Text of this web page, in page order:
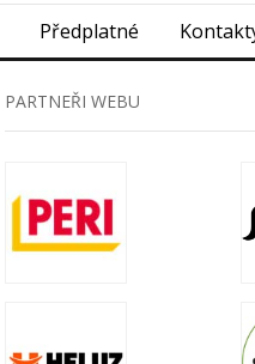
Předplatné
PARTNEŘI WEBU